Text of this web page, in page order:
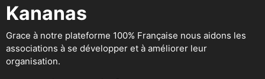
Kananas
Grace à notre plateforme 100% Française nous aidons les
associations à se développer et à améliorer leur
organisation.